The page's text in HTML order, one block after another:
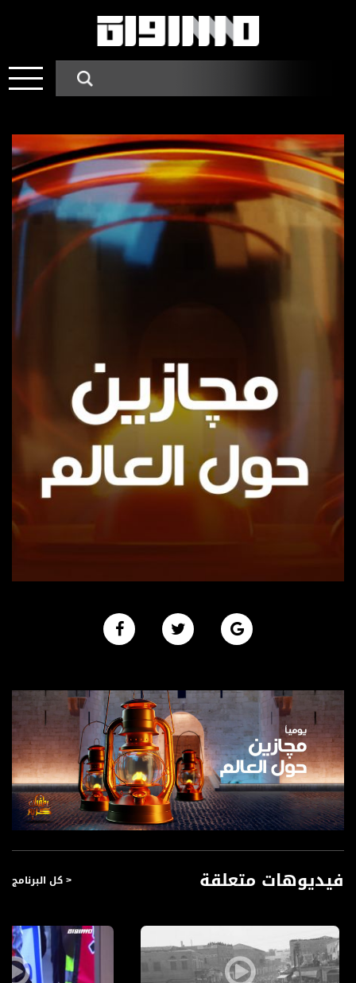
فيديوهات متعلقة < كل البرنامج